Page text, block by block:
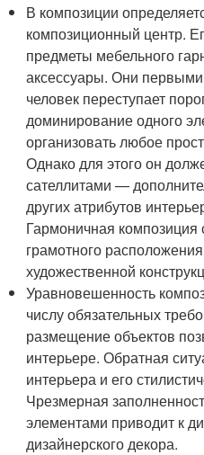
В композиции
композиционный центр.
предметы мебельного
аксессуары. Они первыми
человек переступает
доминирование одного
организовать любое
Однако для этого он
сателлитами —
других атрибутов
Гармоничная композиция
грамотного
художественной
Уравновешенность
числу обязательных
размещение объектов
интерьере. Обратная
интерьера и его
Чрезмерная
элементами приводит к
дизайнерского декора.